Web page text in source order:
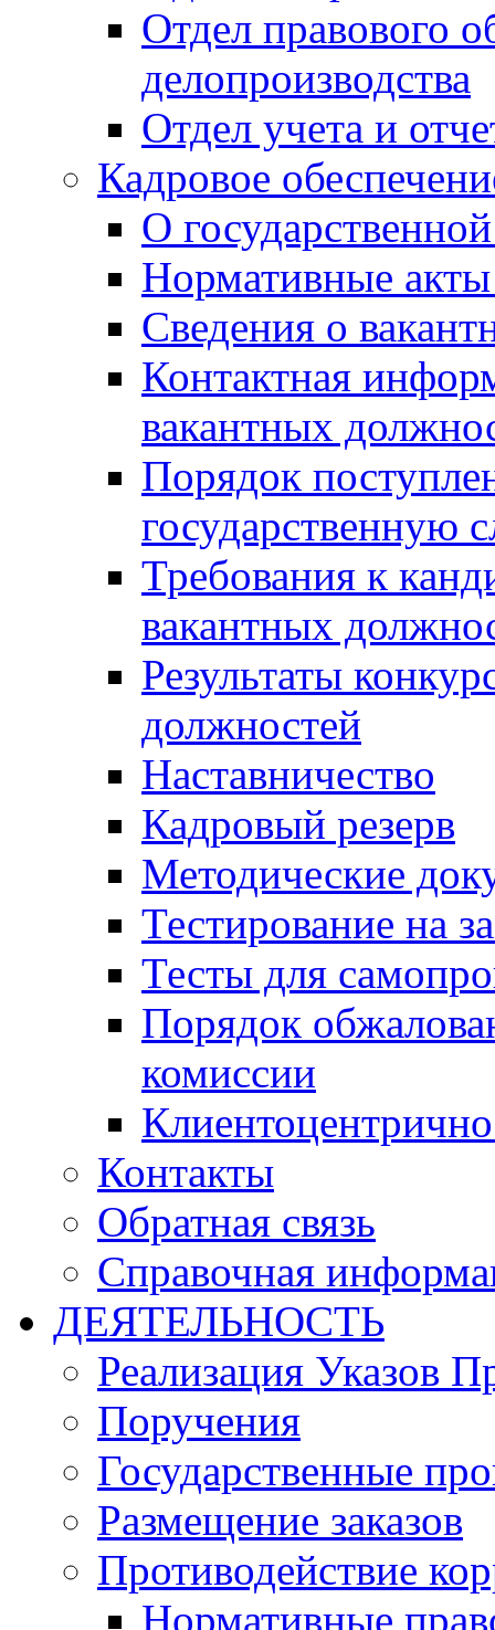
Отдел правового
делопроизводства
Отдел учета и
Кадровое
О
Нормативные акты
Сведения о
Контактная
вакантных
Порядок
государственную
Требования к
вакантных
Результаты
должностей
Наставничество
Кадровый резерв
Методические
Тестирование на
Тесты для
Порядок
комиссии
Контакты
Обратная связь
Справочная
ДЕЯТЕЛЬНОСТЬ
Реализация Указов
Поручения
Государственные
Размещение заказов
Противодействие
Нормативные